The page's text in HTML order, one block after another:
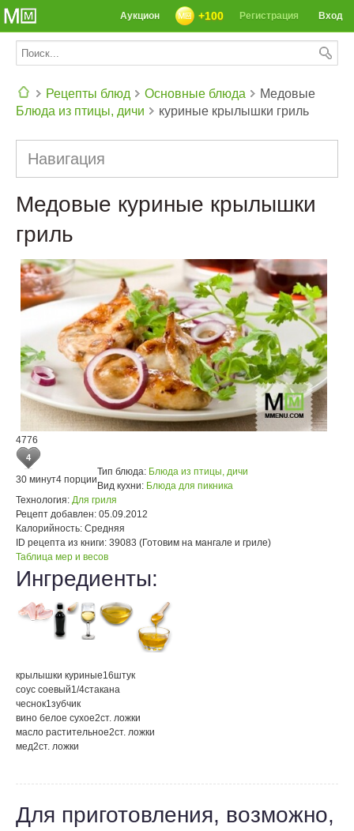
Вход
Регистрация
+100
Аукцион
Рецепты блюд
Основные блюда
Блюда из птицы, дичи
Медовые
куриные крылышки гриль
Навигация
Медовые куриные крылышки
гриль
4776
4
30 минут4 порции
Тип блюда: Блюда из птицы, дичи
Вид кухни: Блюда для пикника
Технология: Для гриля
Рецепт добавлен: 05.09.2012
Калорийность: Средняя
ID рецепта из книги: 39083 (Готовим на мангале и гриле)
Таблица мер и весов
Ингредиенты:
крылышки куриные16штук
соус соевый1/4стакана
чеснок1зубчик
вино белое сухое2ст. ложки
масло растительное2ст. ложки
мед2ст. ложки
Для приготовления, возможно,